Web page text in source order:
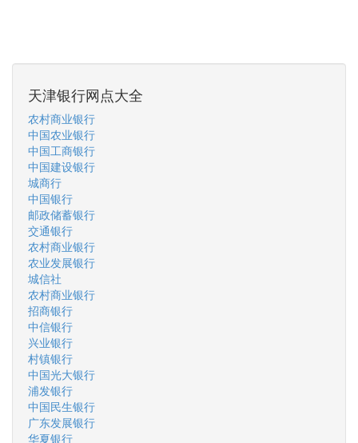
天津银行网点大全
农村商业银行
中国农业银行
中国工商银行
中国建设银行
城商行
中国银行
邮政储蓄银行
交通银行
农村商业银行
农业发展银行
城信社
农村商业银行
招商银行
中信银行
兴业银行
村镇银行
中国光大银行
浦发银行
中国民生银行
广东发展银行
华夏银行